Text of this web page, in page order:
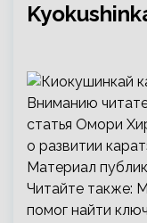
Вниманию
статья Омори
о развитии
Материал
Читайте также:
помог найти